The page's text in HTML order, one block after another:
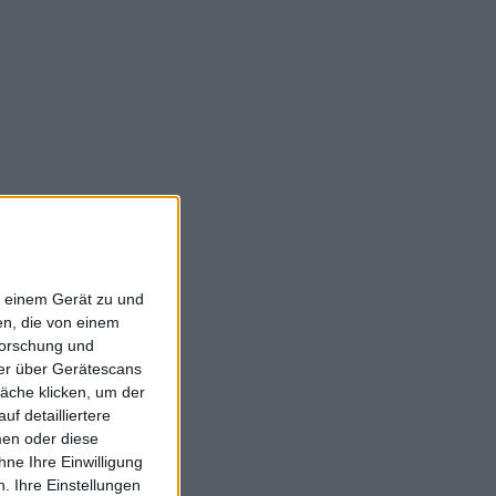
Gerät zu und
die von einem
und
über Gerätescans
klicken, um der
detailliertere
oder diese
Ihre Einwilligung
Ihre Einstellungen